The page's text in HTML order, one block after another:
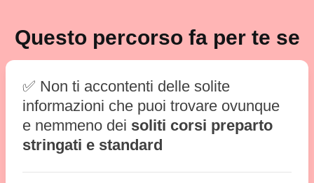
Questo percorso fa per te se
✅ Non ti accontenti delle solite
informazioni che puoi trovare ovunque
e nemmeno dei soliti corsi preparto
stringati e standard